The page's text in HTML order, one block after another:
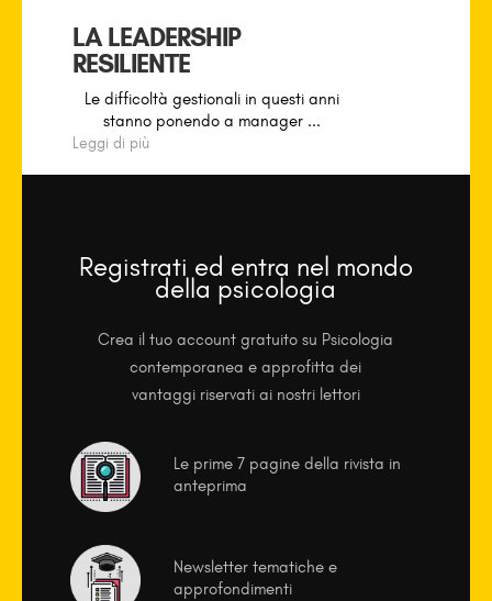
LA LEADERSHIP
RESILIENTE
Le difficoltà gestionali in questi anni
stanno ponendo a manager ...
Leggi di più
Registrati ed entra nel mondo
della psicologia
Crea il tuo account gratuito su Psicologia
contemporanea e approfitta dei
vantaggi riservati ai nostri lettori
Le prime 7 pagine della rivista in
anteprima
Newsletter tematiche e
approfondimenti